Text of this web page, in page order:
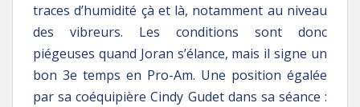
traces d’humidité çà et là, notamment au niveau
des vibreurs. Les conditions sont donc
piégeuses quand Joran s’élance, mais il signe un
bon 3e temps en Pro-Am. Une position égalée
par sa coéquipière Cindy Gudet dans sa séance :